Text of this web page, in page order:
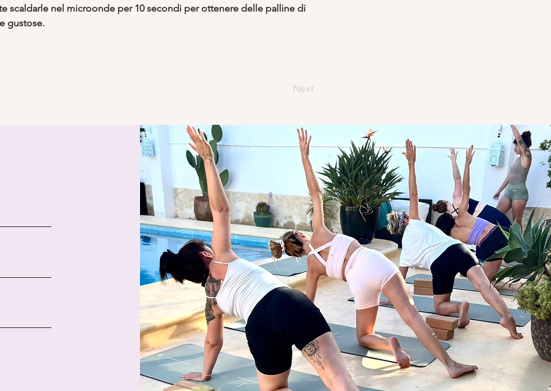
scaldarle nel microonde per 10 secondi per ottenere delle palline di
gustose.
Next